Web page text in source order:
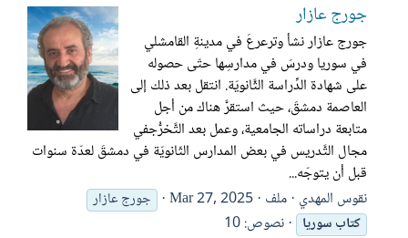
جورج عازار
جورج عازار نشأ وترعرعَ في مدينةِ القامشلي
في سوريا ودرسَ في مدارسِها حتّى حصوله
على شهادة الدِّراسة الثَّانويّة. انتقل بعد ذلك إلى
العاصمة دمشقَ، حيث استقرَّ هناك من أجل
متابعة دراساته الجامعية، وعمل بعد التَّخرُّجفي
مجال التَّدريس في بعض المدارس الثّانويّة في دمشقَ لعدّة سنوات
قبل أن يتوجّه...
نقوس المهدي ملف Mar 27, 2025
جورج عازار
كتابسوريا نصوص: 10